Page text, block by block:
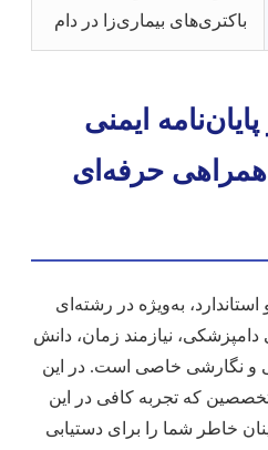
باکتری‌های بیماری‌زا در دام
ایمنی
حرفه‌ای
به‌ویژه در رشته‌ای
نیازمند زمان، دانش
و نگارشی خاصی است. در این
که تجربه کافی در این
خاطر شما را برای دستیابی